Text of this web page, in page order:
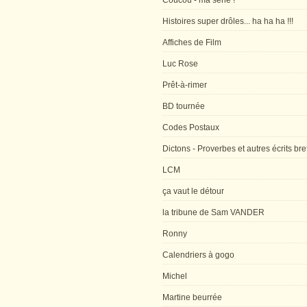
Histoires super drôles... ha ha ha !!!
Affiches de Film
Luc Rose
Prêt-à-rimer
BD tournée
Codes Postaux
Dictons - Proverbes et autres écrits
LCM
ça vaut le détour
la tribune de Sam VANDER
Ronny
Calendriers à gogo
Michel
Martine beurrée